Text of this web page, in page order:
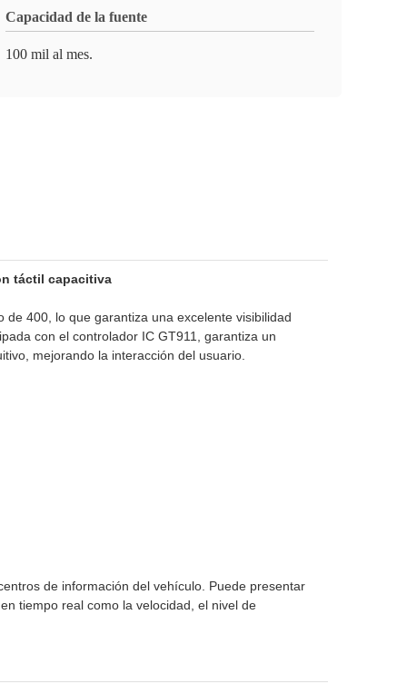
Capacidad de la fuente
100 mil al mes.
táctil capacitiva
400, lo que garantiza una excelente visibilidad
con el controlador IC GT911, garantiza un
mejorando la interacción del usuario.
de información del vehículo. Puede presentar
tiempo real como la velocidad, el nivel de